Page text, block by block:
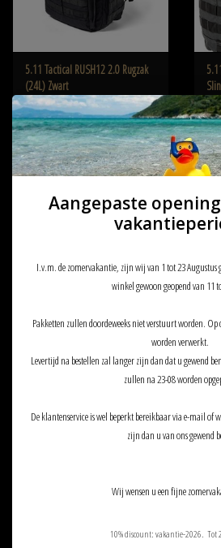
5.11 Tactical RUSH12 2.0 Rugzak
(24L) Zwart
€129,00
5.11 Tactical RUSH24 Rugzak (37L)
€139,90
Aangepaste
I.v.m. de zomervakantie, zijn wij van 1 tot 23 Augustus
winkel gewoon geopend van 11
Pakketten zullen doordeweeks niet verstuurt worden. Op
worden verwerkt.
Levertijd na bestellen zal langer zijn dan dat u gewend
zullen na 23-08 worden
De klantenservice is wel beperkt bereikbaar via e-mail of
zijn dan u van ons gewend
Wij wensen u een fijne
10% discount: vakantie-2026. Tot